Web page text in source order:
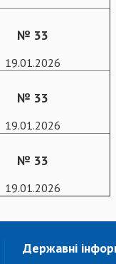
№ 33
19.01.2026
№ 33
19.01.2026
№ 33
19.01.2026
Державні